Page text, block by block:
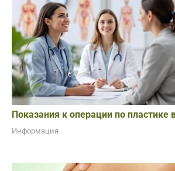
Показания к операции по пластике
Информация